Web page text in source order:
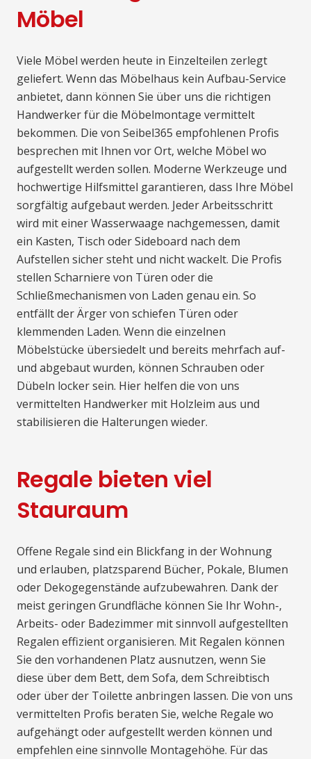
Möbel
Viele Möbel werden heute in Einzelteilen zerlegt
geliefert. Wenn das Möbelhaus kein Aufbau-Service
anbietet, dann können Sie über uns die richtigen
Handwerker für die Möbelmontage vermittelt
bekommen. Die von Seibel365 empfohlenen Profis
besprechen mit Ihnen vor Ort, welche Möbel wo
aufgestellt werden sollen. Moderne Werkzeuge und
hochwertige Hilfsmittel garantieren, dass Ihre Möbel
sorgfältig aufgebaut werden. Jeder Arbeitsschritt
wird mit einer Wasserwaage nachgemessen, damit
ein Kasten, Tisch oder Sideboard nach dem
Aufstellen sicher steht und nicht wackelt. Die Profis
stellen Scharniere von Türen oder die
Schließmechanismen von Laden genau ein. So
entfällt der Ärger von schiefen Türen oder
klemmenden Laden. Wenn die einzelnen
Möbelstücke übersiedelt und bereits mehrfach auf-
und abgebaut wurden, können Schrauben oder
Dübeln locker sein. Hier helfen die von uns
vermittelten Handwerker mit Holzleim aus und
stabilisieren die Halterungen wieder.
Regale bieten viel
Stauraum
Offene Regale sind ein Blickfang in der Wohnung
und erlauben, platzsparend Bücher, Pokale, Blumen
oder Dekogegenstände aufzubewahren. Dank der
meist geringen Grundfläche können Sie Ihr Wohn-,
Arbeits- oder Badezimmer mit sinnvoll aufgestellten
Regalen effizient organisieren. Mit Regalen können
Sie den vorhandenen Platz ausnutzen, wenn Sie
diese über dem Bett, dem Sofa, dem Schreibtisch
oder über der Toilette anbringen lassen. Die von uns
vermittelten Profis beraten Sie, welche Regale wo
aufgehängt oder aufgestellt werden können und
empfehlen eine sinnvolle Montagehöhe. Für das